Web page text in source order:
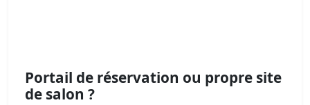
Portail de réservation ou propre site
de salon ?